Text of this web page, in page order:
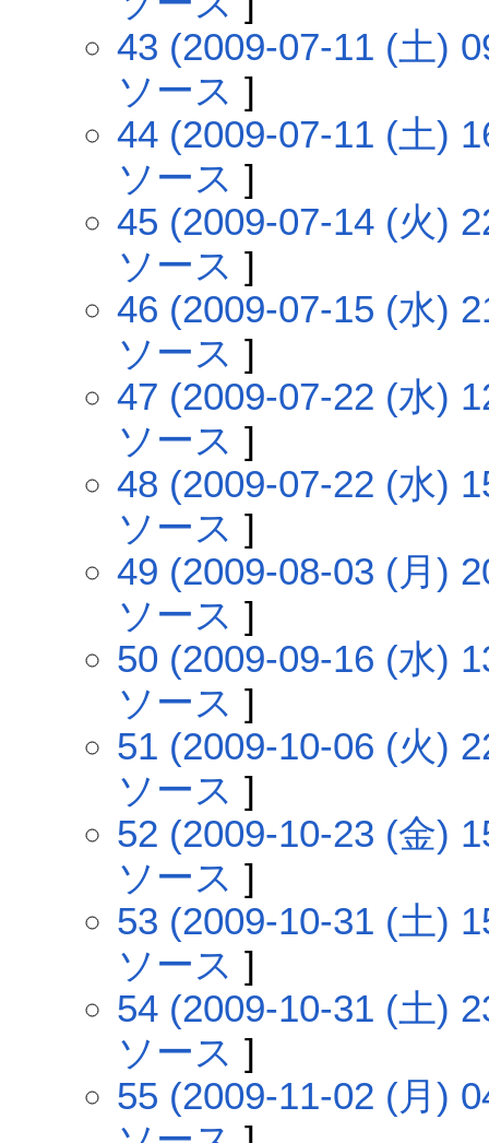
43 (2009-07-11 (土)
ソース ]
44 (2009-07-11 (土)
ソース ]
45 (2009-07-14 (火)
ソース ]
46 (2009-07-15 (水)
ソース ]
47 (2009-07-22 (水)
ソース ]
48 (2009-07-22 (水)
ソース ]
49 (2009-08-03 (月)
ソース ]
50 (2009-09-16 (水)
ソース ]
51 (2009-10-06 (火)
ソース ]
52 (2009-10-23 (金)
ソース ]
53 (2009-10-31 (土)
ソース ]
54 (2009-10-31 (土)
ソース ]
55 (2009-11-02 (月)